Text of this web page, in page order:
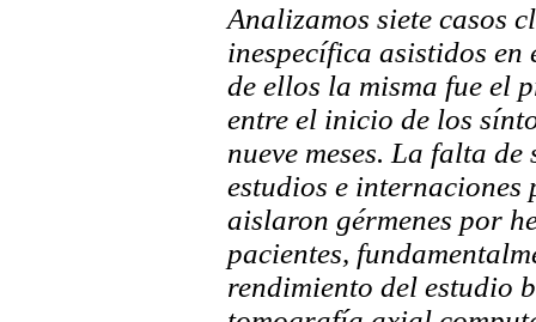
Analizamos siete casos
inespecífica asistidos
de ellos la misma fue el
entre el inicio de los
nueve meses. La falta
estudios e internaciones
aislaron gérmenes por
pacientes,
rendimiento del estudio